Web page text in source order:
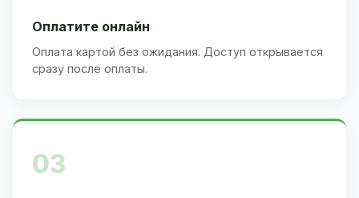
Оплатите онлайн
Оплата картой без ожидания. Доступ открывается
сразу после оплаты.
03